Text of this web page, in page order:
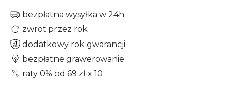
bezpłatna wysyłka w 24h
zwrot przez rok
dodatkowy rok gwarancji
bezpłatne grawerowanie
raty 0% od 69 złx 10